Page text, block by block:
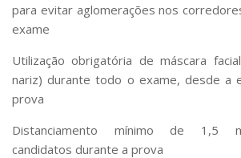
para evitar aglomerações nos
exame
Utilização obrigatória demáscara facial
nariz) durante todo o exame, desde a
prova
Distanciamento mínimo de 1,5
candidatos durante a prova